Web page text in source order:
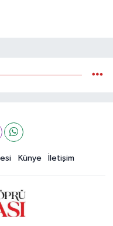
Künye İletişim